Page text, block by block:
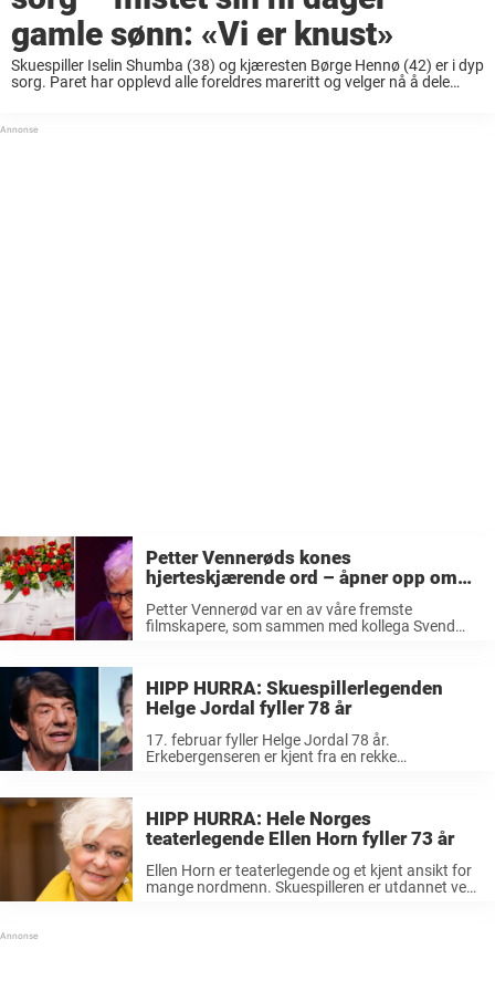
gamle sønn: «Vi er knust»
Skuespiller Iselin Shumba (38) og kjæresten Børge Hennø (42) er i dyp
sorg. Paret har opplevd alle foreldres mareritt og velger nå å dele
Petter Vennerøds kones
hjerteskjærende ord – åpner opp om
Petter Vennerød var en av våre fremste
filmskapere, som sammen med kollega Svend
manus eller for ...
HIPP HURRA: Skuespillerlegenden
Helge Jordal fyller 78 år
17. februar fyller Helge Jordal 78 år.
Erkebergenseren er kjent fra en rekke
HIPP HURRA: Hele Norges
teaterlegende Ellen Horn fyller 73 år
Ellen Horn er teaterlegende og et kjent ansikt for
mange nordmenn. Skuespilleren er utdannet ved